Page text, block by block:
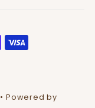
• Powered by